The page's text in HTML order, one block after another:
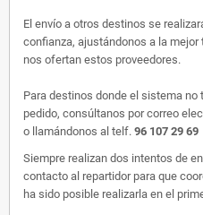
El envío a otros destinos se
confianza, ajustándonos a la
nos ofertan estos proveedores.
Para destinos donde el sistema
pedido, consúltanos por correo
o llamándonos al telf. 96 107 29 69
Siempre realizan dos intentos de
contacto al repartidor para que
ha sido posible realizarla en el